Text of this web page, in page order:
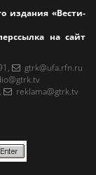
издания «Вести-
на сайт
,
gtrk@ufa.rfn.ru
,
reklama@gtrk.tv